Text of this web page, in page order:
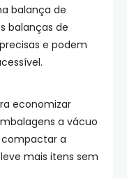
balança de
balanças de
e podem
economizar
a vácuo
compactar a
mais itens sem